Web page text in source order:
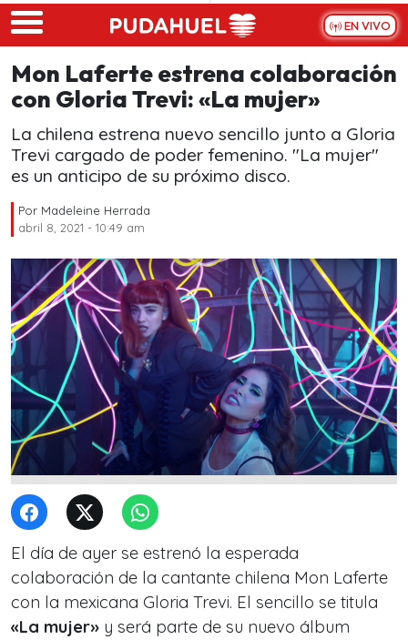
Skip to main content
EN VIVO
Mon Laferte estrena colaboración
con Gloria Trevi: «La mujer»
La chilena estrena nuevo sencillo junto a Gloria
Trevi cargado de poder femenino. "La mujer"
es un anticipo de su próximo disco.
Por Madeleine Herrada
abril 8, 2021 - 10:49 am
El día de ayer se estrenó la esperada
colaboración de la cantante chilena Mon Laferte
con la mexicana Gloria Trevi. El sencillo se titula
«La mujer» y será parte de su nuevo álbum